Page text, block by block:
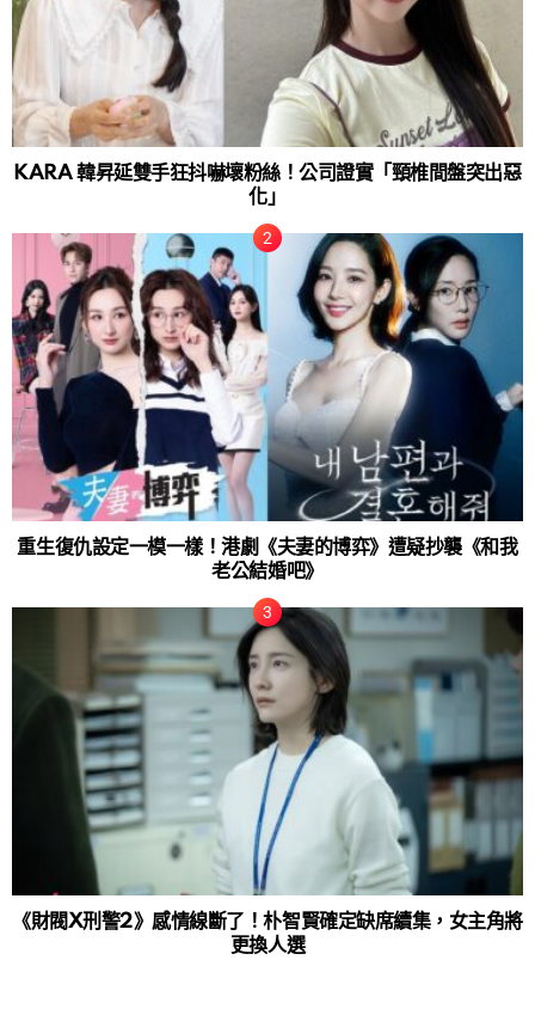
KARA 韓昇延雙手狂抖嚇壞粉絲！公司證實「頸椎間盤突出惡
化」
重生復仇設定一模一樣！港劇《夫妻的博弈》遭疑抄襲《和我
老公結婚吧》
《財閥X刑警2》感情線斷了！朴智賢確定缺席續集，女主角將
更換人選